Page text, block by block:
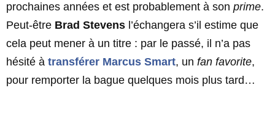
prochaines années et est probablement à son prime.
Peut-être Brad Stevens l’échangera s’il estime que
cela peut mener à un titre : par le passé, il n’a pas
hésité à transférer Marcus Smart, un fan favorite,
pour remporter la bague quelques mois plus tard…